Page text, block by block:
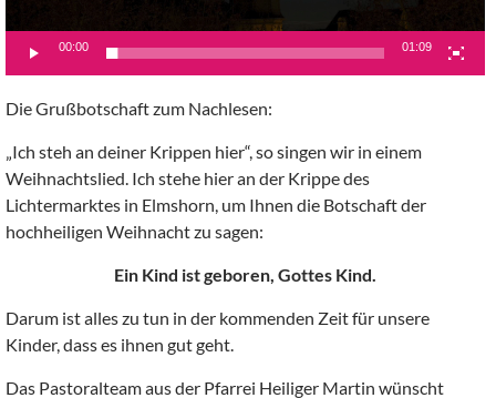
00:00 01:09
Die Grußbotschaft zum Nachlesen:
„Ich steh an deiner Krippen hier“, so singen wir in einem
Weihnachtslied. Ich stehe hier an der Krippe des
Lichtermarktes in Elmshorn, um Ihnen die Botschaft der
hochheiligen Weihnacht zu sagen:
Ein Kind ist geboren, Gottes Kind.
Darum ist alles zu tun in der kommenden Zeit für unsere
Kinder, dass es ihnen gut geht.
Das Pastoralteam aus der Pfarrei Heiliger Martin wünscht